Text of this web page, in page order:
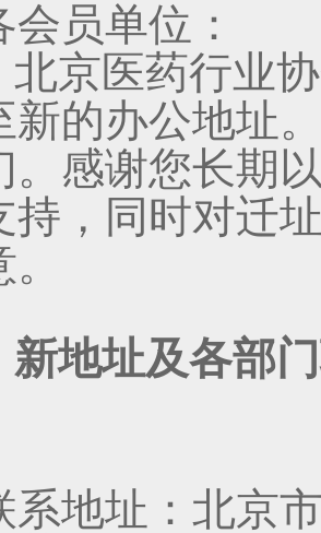
会员单位 ：
北京医药行业
新的办公地址
。感谢您长期
持，同时对迁
新地址及各部
系地址：北京